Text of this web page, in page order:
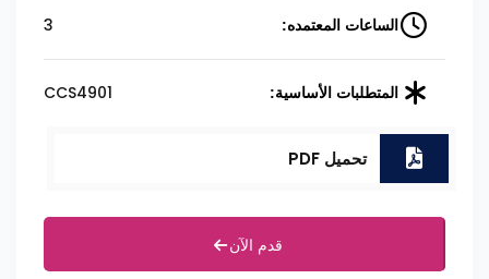
الساعات المعتمده: 3
المتطلبات الأساسية: CCS4901
تحميل PDF
قدم الآن